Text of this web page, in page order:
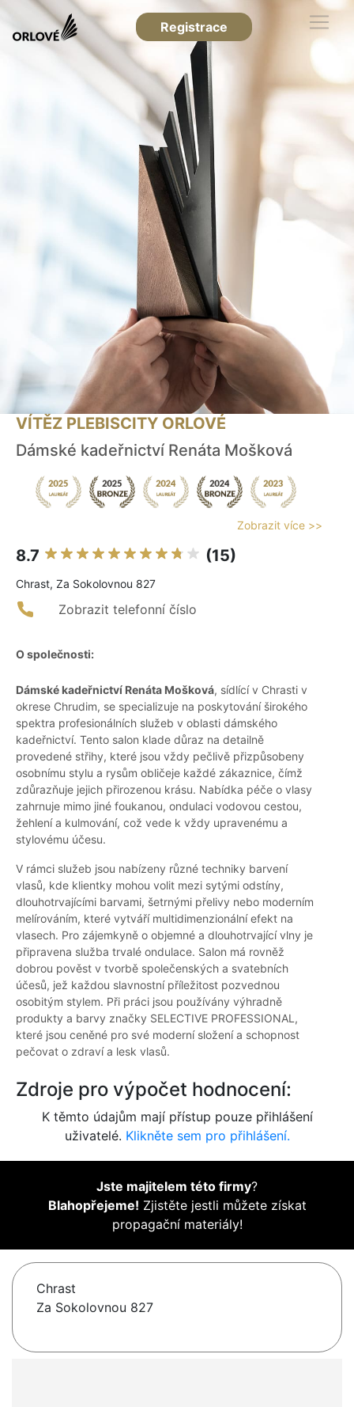
Registrace
VÍTĚZ PLEBISCITY ORLOVÉ
Dámské kadeřnictví Renáta Mošková
Zobrazit více >>
8.7 (15)
Chrast, Za Sokolovnou 827
Zobrazit telefonní číslo
O společnosti:
Dámské kadeřnictví Renáta Mošková, sídlící v Chrasti v
okrese Chrudim, se specializuje na poskytování širokého
spektra profesionálních služeb v oblasti dámského
kadeřnictví. Tento salon klade důraz na detailně
provedené střihy, které jsou vždy pečlivě přizpůsobeny
osobnímu stylu a rysům obličeje každé zákaznice, čímž
zdůrazňuje jejich přirozenou krásu. Nabídka péče o vlasy
zahrnuje mimo jiné foukanou, ondulaci vodovou cestou,
žehlení a kulmování, což vede k vždy upravenému a
stylovému účesu.
V rámci služeb jsou nabízeny různé techniky barvení
vlasů, kde klientky mohou volit mezi sytými odstíny,
dlouhotrvajícími barvami, šetrnými přelivy nebo moderním
melírováním, které vytváří multidimenzionální efekt na
vlasech. Pro zájemkyně o objemné a dlouhotrvající vlny je
připravena služba trvalé ondulace. Salon má rovněž
dobrou pověst v tvorbě společenských a svatebních
účesů, jež každou slavnostní příležitost pozvednou
osobitým stylem. Při práci jsou používány výhradně
produkty a barvy značky SELECTIVE PROFESSIONAL,
které jsou ceněné pro své moderní složení a schopnost
pečovat o zdraví a lesk vlasů.
Zdroje pro výpočet hodnocení:
K těmto údajům mají přístup pouze přihlášení
uživatelé. Klikněte sem pro přihlášení.
Jste majitelem této firmy?
Blahopřejeme! Zjistěte jestli můžete získat
propagační materiály!
Chrast
Za Sokolovnou 827